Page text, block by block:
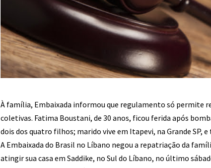
À família, Embaixada informou que regulamento só permite
coletivas. Fatima Boustani, de 30 anos, ficou ferida após
dois dos quatro filhos; marido vive em Itapevi, na Grande SP,
A Embaixada do Brasil no Líbano negou a repatriação da
atingir sua casa em Saddike, no Sul do Líbano, no último